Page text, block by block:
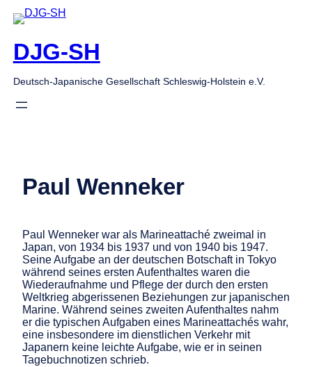
Zum
Inhalt
DJG-SH
Deutsch-Japanische Gesellschaft Schleswig-Holstein e.V.
Paul Wenneker
Paul Wenneker war als Marineattaché zweimal in
Japan, von 1934 bis 1937 und von 1940 bis 1947.
Seine Aufgabe an der deutschen Botschaft in Tokyo
während seines ersten Aufenthaltes waren die
Wiederaufnahme und Pflege der durch den ersten
Weltkrieg abgerissenen Beziehungen zur japanischen
Marine. Während seines zweiten Aufenthaltes nahm
er die typischen Aufgaben eines Marineattachés wahr,
eine insbesondere im dienstlichen Verkehr mit
Japanern keine leichte Aufgabe, wie er in seinen
Tagebuchnotizen schrieb.